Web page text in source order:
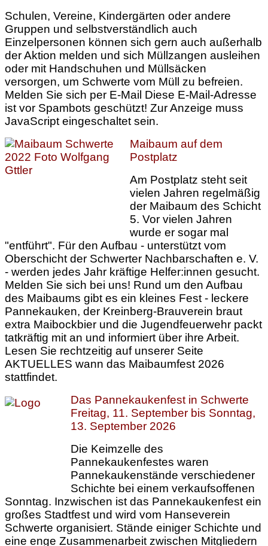
Schulen, Vereine, Kindergärten oder andere
Gruppen und selbstverständlich auch
Einzelpersonen können sich gern auch außerhalb
der Aktion melden und sich Müllzangen ausleihen
oder mit Handschuhen und Müllsäcken
versorgen, um Schwerte vom Müll zu befreien.
Melden Sie sich per E-Mail Diese E-Mail-Adresse
ist vor Spambots geschützt! Zur Anzeige muss
JavaScript eingeschaltet sein.
Maibaum auf dem
Postplatz
Am Postplatz steht seit
vielen Jahren regelmäßig
der Maibaum des Schicht
5. Vor vielen Jahren
wurde er sogar mal
"entführt". Für den Aufbau - unterstützt vom
Oberschicht der Schwerter Nachbarschaften e. V.
- werden jedes Jahr kräftige Helfer:innen gesucht.
Melden Sie sich bei uns! Rund um den Aufbau
des Maibaums gibt es ein kleines Fest - leckere
Pannekauken, der Kreinberg-Brauverein braut
extra Maibockbier und die Jugendfeuerwehr packt
tatkräftig mit an und informiert über ihre Arbeit.
Lesen Sie rechtzeitig auf unserer Seite
AKTUELLES wann das Maibaumfest 2026
stattfindet.
Das Pannekaukenfest in Schwerte
Freitag, 11. September bis Sonntag,
13. September 2026
Die Keimzelle des
Pannekaukenfestes waren
Pannekaukenstände verschiedener
Schichte bei einem verkaufsoffenen
Sonntag. Inzwischen ist das Pannekaukenfest ein
großes Stadtfest und wird vom Hanseverein
Schwerte organisiert. Stände einiger Schichte und
eine enge Zusammenarbeit zwischen Mitgliedern